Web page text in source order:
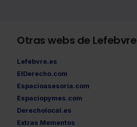
Otras webs de Lefebvre
Lefebvre.es
ElDerecho.com
Espacioasesoria.com
Espaciopymes.com
Derecholocal.es
Extras Mementos